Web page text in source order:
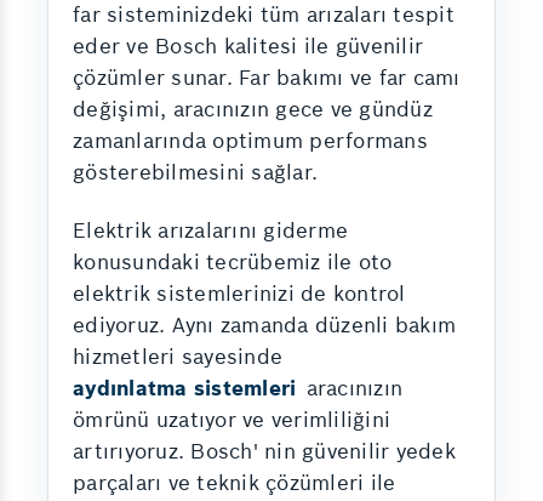
far sisteminizdeki tüm arızaları tespit
eder ve Bosch kalitesi ile güvenilir
çözümler sunar. Far bakımı ve far camı
değişimi, aracınızın gece ve gündüz
zamanlarında optimum performans
gösterebilmesini sağlar.
Elektrik arızalarını giderme
konusundaki tecrübemiz ile oto
elektrik sistemlerinizi de kontrol
ediyoruz. Aynı zamanda düzenli bakım
hizmetleri sayesinde
aydınlatma sistemleri aracınızın
ömrünü uzatıyor ve verimliliğini
artırıyoruz. Bosch' nin güvenilir yedek
parçaları ve teknik çözümleri ile